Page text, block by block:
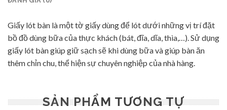
Giấy lót bàn là một tờ giấy dùng để lót dưới những vị trí đặt
bồ đồ dùng bữa của thực khách (bát, đĩa, dĩa, thìa,…). Sử dụng
giấy lót bàn giúp giữ sạch sẽ khi dùng bữa và giúp bàn ăn
thêm chỉn chu, thể hiện sự chuyên nghiệp của nhà hàng.
SẢN PHẨM TƯƠNG TỰ